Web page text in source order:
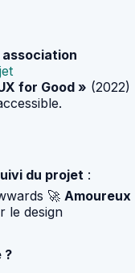
association
for Good » (2022)
du projet :
🚀 Amoureux
le design
?